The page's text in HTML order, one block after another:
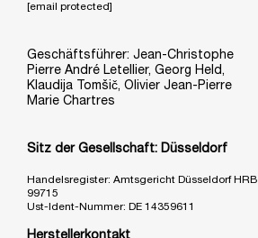
[email protected]
Geschäftsführer: Jean-Christophe
Pierre André Letellier, Georg Held,
Klaudija Tomšič, Olivier Jean-Pierre
Marie Chartres
Sitz der Gesellschaft: Düsseldorf
Handelsregister: Amtsgericht Düsseldorf HRB
99715
Ust-Ident-Nummer: DE 14359611